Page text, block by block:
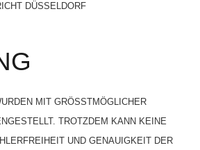
DÜSSELDORF
MIT GRÖSSTMÖGLICHER
TROTZDEM KANN KEINE
UND GENAUIGKEIT DER